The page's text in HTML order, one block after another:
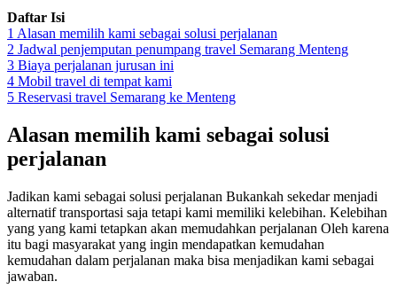
Daftar Isi
1 Alasan memilih kami sebagai solusi perjalanan
2 Jadwal penjemputan penumpang travel Semarang Menteng
3 Biaya perjalanan jurusan ini
4 Mobil travel di tempat kami
5 Reservasi travel Semarang ke Menteng
Alasan memilih kami sebagai solusi
perjalanan
Jadikan kami sebagai solusi perjalanan Bukankah sekedar menjadi
alternatif transportasi saja tetapi kami memiliki kelebihan. Kelebihan
yang yang kami tetapkan akan memudahkan perjalanan Oleh karena
itu bagi masyarakat yang ingin mendapatkan kemudahan
kemudahan dalam perjalanan maka bisa menjadikan kami sebagai
jawaban.